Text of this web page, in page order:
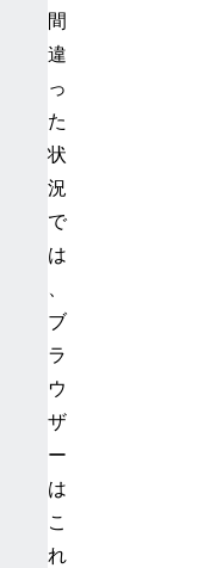
間
違
っ
た
状
況
で
は
ブ
ラ
ウ
ザ
ー
は
こ
れ